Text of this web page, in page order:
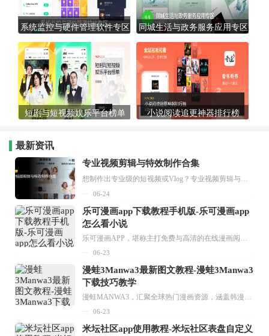
系统监控与硬件管理软件专区 同城生活与政务服务应用专区
短剧与短视频娱乐平台榜单 小说阅读追更神器排行榜
最新资讯
专业视频剪辑与特效制作合集
想制作出专业级的短视频或Vlog？专业视频剪辑与特效制作大全专题为你提供了从剪辑、抠像到特效包装的全套解决方案。无论是添加炫酷的片头、进行精准的视频抠图，还是制...
06-24
乐可漫画app下载教程手机版-乐可漫画app
怎么看小说
乐可漫画APP，堪称主打免费与高清的在线漫画阅读神器。其官方版提供海量完整版漫画资源，无论是国内漫画，还是日漫、韩漫、台漫、美漫等国外漫画，应有尽有，随时供你阅读。只需轻点一下，便能直接进入阅读界面。不仅如此，乐可漫画最新版本更新速度极快，在这里，你总能抢先看到全网一手漫画章节内容！...
06-23
漫蛙3Manwa3最新图文教程-漫蛙3Manwa3
下载技巧教学
漫蛙MANWA3，汇聚全球热门漫画资源，涵盖韩漫、欧美漫画、国漫等多种类型，题材丰富多样，全方位满足用户阅读喜好。它不仅是阅读平台，更是创作平台，为广大用户打造零门槛创作环境。...
06-23
米坛社区app使用教程-米坛社区表盘自定义